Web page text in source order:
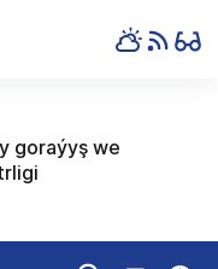
goraýyş we